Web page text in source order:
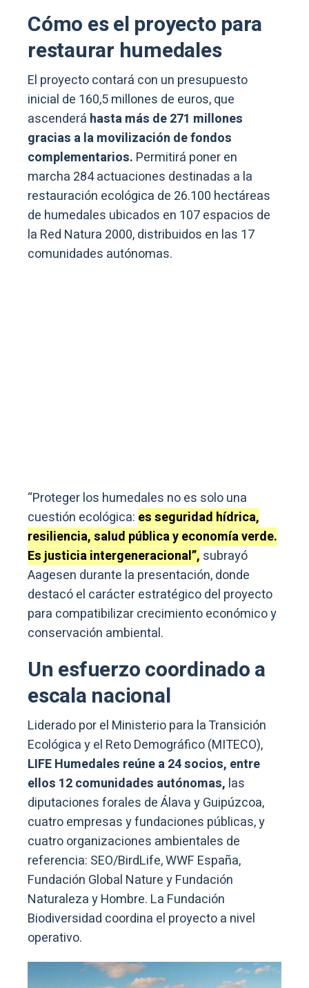
Cómo es el proyecto para
restaurar humedales
El proyecto contará con un presupuesto
inicial de 160,5 millones de euros, que
ascenderá hasta más de 271 millones
gracias a la movilización de fondos
complementarios. Permitirá poner en
marcha 284 actuaciones destinadas a la
restauración ecológica de 26.100 hectáreas
de humedales ubicados en 107 espacios de
la Red Natura 2000, distribuidos en las 17
comunidades autónomas.
“Proteger los humedales no es solo una
cuestión ecológica: es seguridad hídrica,
resiliencia, salud pública y economía verde.
Es justicia intergeneracional”, subrayó
Aagesen durante la presentación, donde
destacó el carácter estratégico del proyecto
para compatibilizar crecimiento económico y
conservación ambiental.
Un esfuerzo coordinado a
escala nacional
Liderado por el Ministerio para la Transición
Ecológica y el Reto Demográfico (MITECO),
LIFE Humedales reúne a 24 socios, entre
ellos 12 comunidades autónomas, las
diputaciones forales de Álava y Guipúzcoa,
cuatro empresas y fundaciones públicas, y
cuatro organizaciones ambientales de
referencia: SEO/BirdLife, WWF España,
Fundación Global Nature y Fundación
Naturaleza y Hombre. La Fundación
Biodiversidad coordina el proyecto a nivel
operativo.